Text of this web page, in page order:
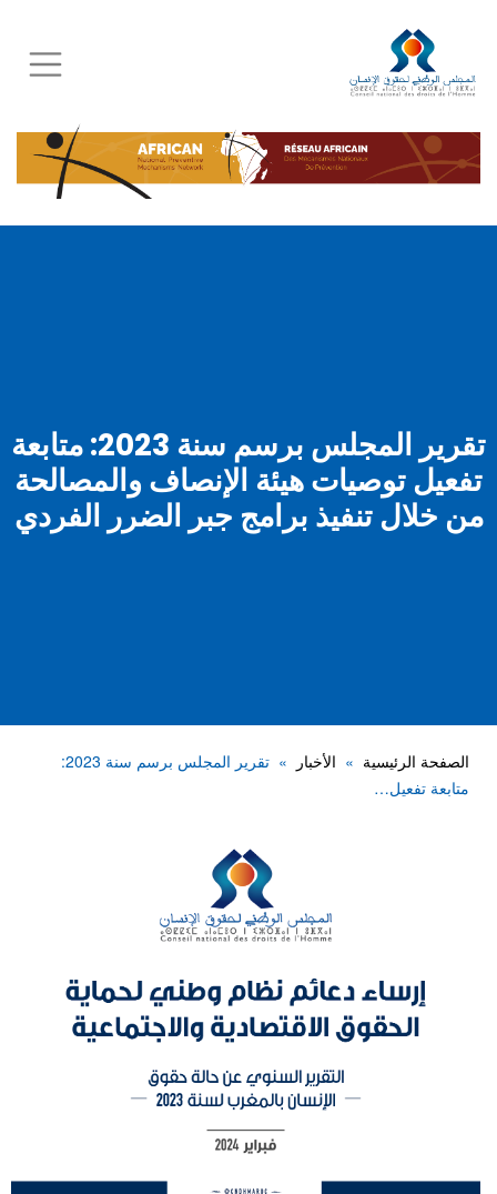
Skip
to
main
content
تقرير المجلس برسم سنة 2023: متابعة
تفعيل توصيات هيئة الإنصاف والمصالحة
من خلال تنفيذ برامج جبر الضرر الفردي
الصفحة الرئيسية الأخبار
تقرير المجلس برسم سنة 2023:
متابعة تفعيل…